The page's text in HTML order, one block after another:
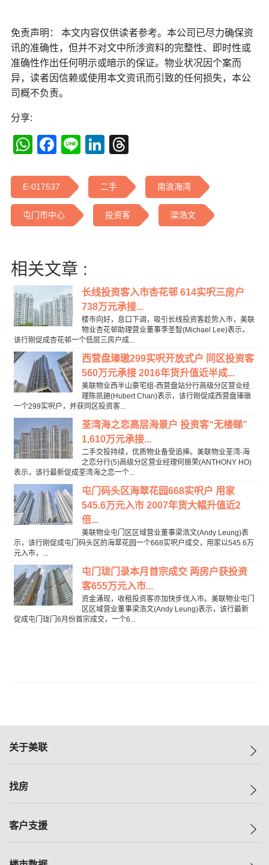
免责声明： 本文内容仅供读者参考。本公司已尽力确保资
讯的准确性，但并不对文中所涉资料的完整性、即时性或
准确性作出任何明示或暗示的保证。物业状况因个案而
异，读者因信赖或使用本文资讯而引致的任何损失，本公
司概不负责。
分享:
WhatsApp
Facebook
LineLinkedIn
E-017537 二手 南浪海湾
屯门市中心 投资客 梁浩文
相关文章 :
长线投资客入市杏花邨 614实呎三房户
738万元承接...
楼市向好，息口下调，吸引长线投资客趁势入市，美联
物业杏花邨助理营业董事李圣智(Michael Lee)表示，
该行刚促成杏花邨一个低层三房户成...
西营盘瑧璈299实呎开放式户 同区投资客
560万元承接 2016年货升值近半成...
美联物业西半山豪宅组-西营盘站分行高级分区营业经
理陈凯廸(Hubert Chan)表示，该行刚促成西营盘瑧璈
一个299实呎户，并获同区投资客...
荃湾海之恋高层海景户 投资客“无楼睇”
1,610万元承接...
二手交投持续，优质物业备受追捧。美联物业荃湾-海
之恋分行(5)高级分区营业经理何振荣(ANTHONY HO)
表示，该行最新促成荃湾海之恋一个...
屯门码头区海翠花园668实呎户 用家
545.6万元入市 2007年货大幅升值近2
倍...
美联物业屯门区区域营业董事梁浩文(Andy Leung)表
示，该行刚促成屯门码头区的海翠花园一个668实呎户成交，用家以545.6万
元入市，...
屯门珑门录本月首宗成交 两房户获投资
客655万元入市...
资金涌现，收租投资客亦加快步伐入市。美联物业屯门
区区域营业董事梁浩文(Andy Leung)表示，该行最新
促成屯门珑门6月份首宗成交，一个6...
关于美联
美联集团
人才招募
找房
一手新房
客户支援
自助放盘